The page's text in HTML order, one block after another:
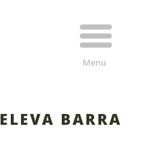
ELEVA BARRA